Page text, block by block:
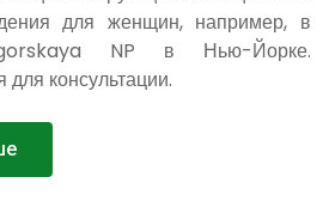
для женщин, например, в
NP в Нью-Йорке.
для консультации.